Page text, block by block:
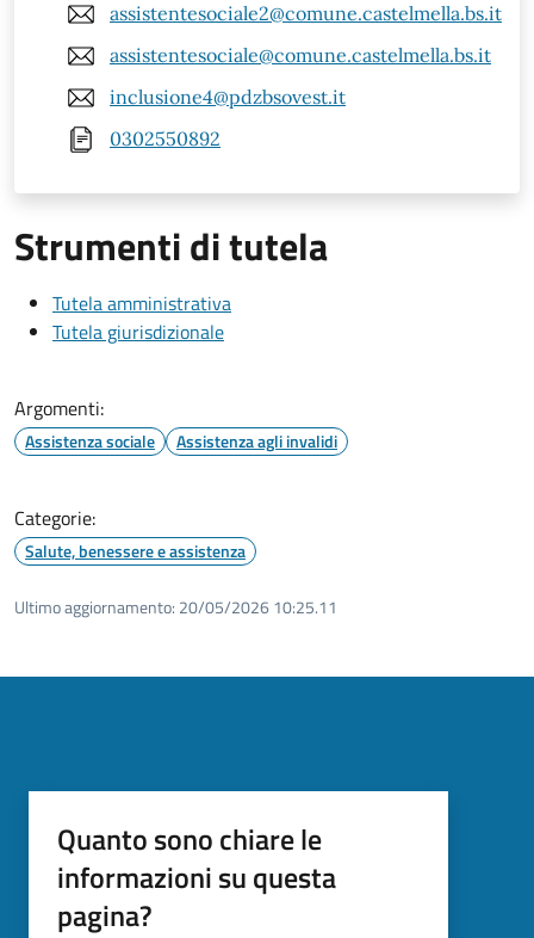
assistentesociale2@comune.castelmella.bs.it
assistentesociale@comune.castelmella.bs.it
inclusione4@pdzbsovest.it
0302550892
Strumenti di tutela
Tutela amministrativa
Tutela giurisdizionale
Argomenti:
Assistenza sociale Assistenza agli invalidi
Categorie:
Salute, benessere e assistenza
Ultimo aggiornamento: 20/05/2026 10:25.11
Quanto sono chiare le
informazioni su questa
pagina?